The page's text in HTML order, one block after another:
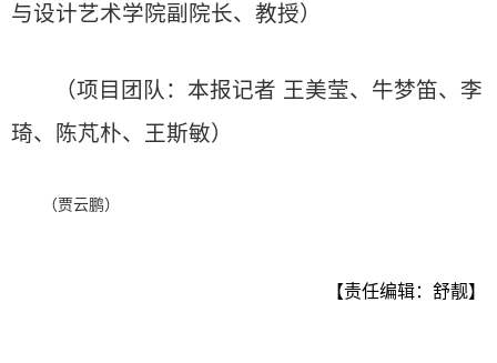
与设计艺术学院副院长、教授）
（项目团队：本报记者 王美莹、牛梦笛、李
琦、陈芃朴、王斯敏）
（贾云鹏）
【责任编辑：舒靓】